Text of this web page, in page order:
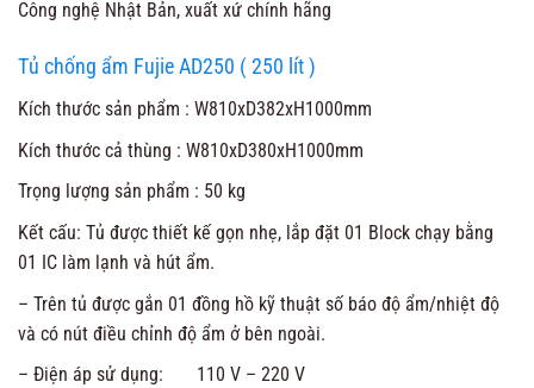
Công nghệ Nhật Bản, xuất xứ chính hãng
Tủ chống ẩm Fujie AD250 ( 250 lít )
Kích thước sản phẩm : W810xD382xH1000mm
Kích thước cả thùng : W810xD380xH1000mm
Trọng lượng sản phẩm : 50 kg
Kết cấu: Tủ được thiết kế gọn nhẹ, lắp đặt 01 Block chạy bằng
01 IC làm lạnh và hút ẩm.
– Trên tủ được gắn 01 đồng hồ kỹ thuật số báo độ ẩm/nhiệt độ
và có nút điều chỉnh độ ẩm ở bên ngoài.
– Điện áp sử dụng: 110 V – 220 V